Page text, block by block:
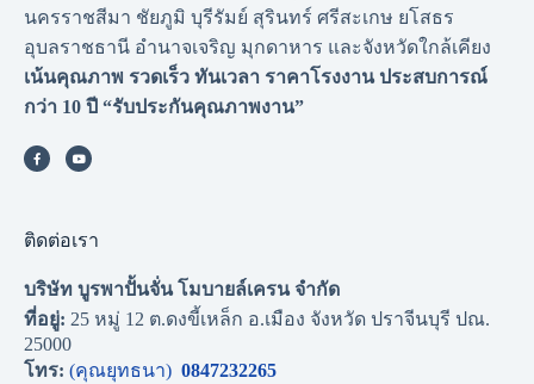
นครราชสีมา ชัยภูมิ บุรีรัมย์ สุรินทร์ ศรีสะเกษ ยโสธร
อุบลราชธานี อำนาจเจริญ มุกดาหาร และจังหวัดใกล้เคียง
เน้นคุณภาพ รวดเร็ว ทันเวลา ราคาโรงงาน ประสบการณ์
กว่า 10 ปี “รับประกันคุณภาพงาน”
ติดต่อเรา
บริษัท บูรพาปั้นจั่น โมบายล์เครน จำกัด
ที่อยู่: 25 หมู่ 12 ต.ดงขี้เหล็ก อ.เมือง จังหวัด ปราจีนบุรี ปณ.
25000
โทร: (คุณยุทธนา) 0847232265